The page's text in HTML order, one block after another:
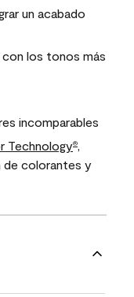
un acabado
los tonos más
incomparables
Technology®,
de colorantes y